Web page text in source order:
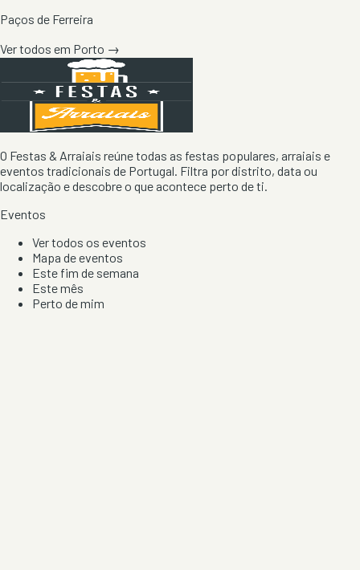
Paços de Ferreira
Ver todos em Porto →
O Festas & Arraiais reúne todas as festas populares, arraiais e
eventos tradicionais de Portugal. Filtra por distrito, data ou
localização e descobre o que acontece perto de ti.
Eventos
Ver todos os eventos
Mapa de eventos
Este fim de semana
Este mês
Perto de mim